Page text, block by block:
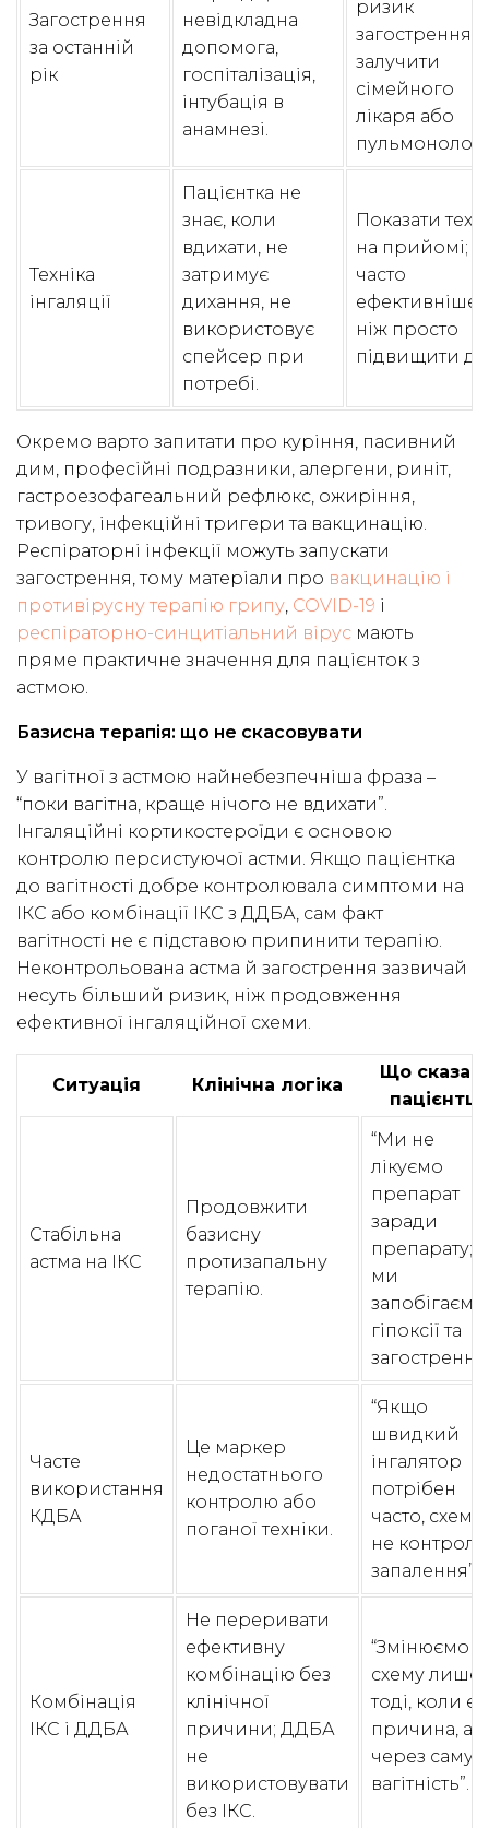
Загострення
за останній
рік
невідкладна
допомога,
госпіталізація,
інтубація в
анамнезі.
ризик
загострення;
залучити
сімейного
лікаря або
Техніка
інгаляції
Пацієнтка не
знає, коли
вдихати, не
затримує
дихання, не
використовує
спейсер при
потребі.
Показати
на прийомі;
часто
ефективніше,
ніж просто
підвищити
Окремо варто запитати про куріння, пасивний
дим, професійні подразники, алергени, риніт,
гастроезофагеальний рефлюкс, ожиріння,
тривогу, інфекційні тригери та вакцинацію.
Респіраторні інфекції можуть запускати
загострення, тому матеріали про вакцинацію і
противірусну терапію грипу, COVID-19 і
респіраторно-синцитіальний вірус мають
пряме практичне значення для пацієнток з
астмою.
Базисна терапія: що не скасовувати
У вагітної з астмою найнебезпечніша фраза –
“поки вагітна, краще нічого не вдихати”.
Інгаляційні кортикостероїди є основою
контролю персистуючої астми. Якщо пацієнтка
до вагітності добре контролювала симптоми на
ІКС або комбінації ІКС з ДДБА, сам факт
вагітності не є підставою припинити терапію.
Неконтрольована астма й загострення зазвичай
несуть більший ризик, ніж продовження
ефективної інгаляційної схеми.
Ситуація Клінічна логіка
Що
пацієнтці
Стабільна
астма на ІКС
Продовжити
базисну
протизапальну
терапію.
“Ми не
лікуємо
препарат
заради
препарату;
ми
запобігаємо
гіпоксії та
Часте
використання
КДБА
Це маркер
недостатнього
контролю або
поганої техніки.
“Якщо
швидкий
інгалятор
потрібен
часто, схема
не
запалення”.
Комбінація
ІКС і ДДБА
Не переривати
ефективну
комбінацію без
клінічної
причини; ДДБА
не
використовувати
без ІКС.
“Змінюємо
схему лише
тоді, коли є
причина, а
через саму
вагітність”.